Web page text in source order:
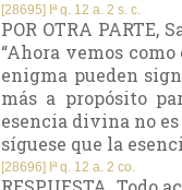
[28695] Iª q. 12 a. 2 s. c.
POR OTRA PARTE,
“Ahora vemos
enigma pueden
más a propósito
esencia divina no
síguese que la
[28696] Iª q. 12 a. 2 co.